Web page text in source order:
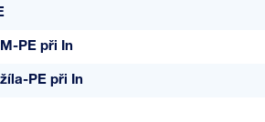
PE při In
PE při In